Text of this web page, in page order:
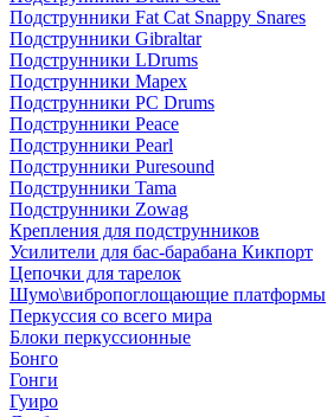
Подструнники Fat Cat Snappy Snares
Подструнники Gibraltar
Подструнники LDrums
Подструнники Mapex
Подструнники PC Drums
Подструнники Peace
Подструнники Pearl
Подструнники Puresound
Подструнники Tama
Подструнники Zowag
Крепления для подструнников
Усилители для бас-барабана Кикпорт
Цепочки для тарелок
Шумо\вибропоглощающие платформы
Перкуссия со всего мира
Блоки перкуссионные
Бонго
Гонги
Гуиро